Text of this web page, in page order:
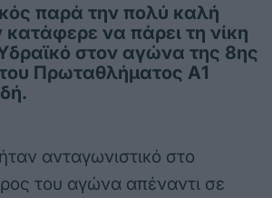
παρά την πολύ καλή
να πάρει τη νίκη
στον αγώνα της 8ης
Πρωταθλήματος Α1
ανταγωνιστικό στο
του αγώνα απέναντι σε